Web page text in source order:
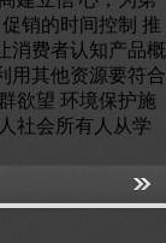
销的时间控制 推
消费者认知产品概
用其他资源要符合
欲望 环境保护施
社会所有人从学